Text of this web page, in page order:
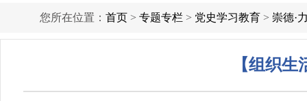
您所在位置： 首页 > 专题专栏 > 党史学习教育 > 崇德·
【组织